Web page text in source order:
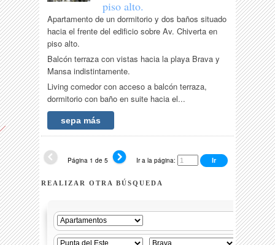
piso alto.
Apartamento de un dormitorio y dos baños situado
hacia el frente del edificio sobre Av. Chiverta en
piso alto.
Balcón terraza con vistas hacia la playa Brava y
Mansa indistintamente.
Living comedor con acceso a balcón terraza,
dormitorio con baño en suite hacia el...
sepa más
Página 1 de 5 Ir a la página:
REALIZAR OTRA BÚSQUEDA